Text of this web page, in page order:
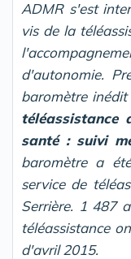
ADMR s'est
vis de la
d'autonomie.
baromètre inédit
santé : suivi
baromètre a
service de
Serrière. 1 487
téléassistance
d'avril 2015.